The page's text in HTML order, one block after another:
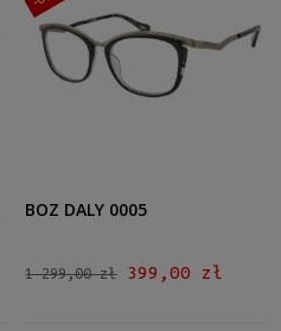
BOZ DALY 0005
1 299,00 zł 399,00 zł